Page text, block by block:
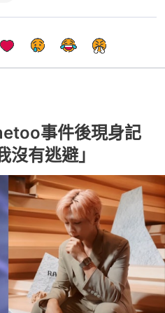
事件後現身記
有逃避」